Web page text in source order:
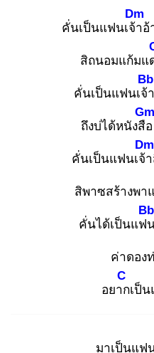
คั่นเป็นแฟนเจ้า
Dm
อ้
สิถนอมแก้มแ
คั่นเป็นแฟนเจ้า
Bb
ถึงบ่ได้หนังสือ
Gm
คั่นเป็นแฟนเจ้า
Dm
สิพาซสร้างพา
คั่นได้เป็นแฟ
Bb
ค่าดอง
อยาก
C
เป็
มาเป็นแฟ